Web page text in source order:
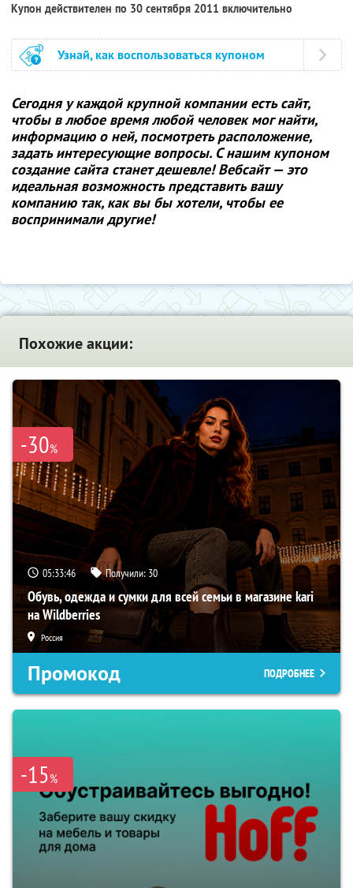
Купон действителен по 30 сентября 2011 включительно
Узнай, как воспользоваться купоном
Сегодня у каждой крупной компании есть сайт,
чтобы в любое время любой человек мог найти,
информацию о ней, посмотреть расположение,
задать интересующие вопросы. С нашим купоном
создание сайта станет дешевле! Вебсайт — это
идеальная возможность представить вашу
компанию так, как вы бы хотели, чтобы ее
воспринимали другие!
Похожие акции:
-30%
05:33:45 Получили: 30
Обувь, одежда и сумки для всей семьи в магазине kari
на Wildberries
Россия
Промокод ПОДРОБНЕЕ
-15%